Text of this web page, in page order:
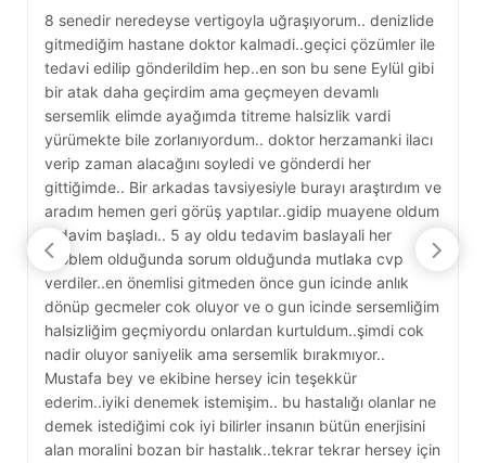
8 senedir neredeyse vertigoyla uğraşıyorum.. denizlide
gitmediğim hastane doktor kalmadi..geçici çözümler ile
tedavi edilip gönderildim hep..en son bu sene Eylül gibi
bir atak daha geçirdim ama geçmeyen devamlı
sersemlik elimde ayağımda titreme halsizlik vardi
yürümekte bile zorlanıyordum.. doktor herzamanki ilacı
verip zaman alacağını soyledi ve gönderdi her
gittiğimde.. Bir arkadas tavsiyesiyle burayı araştırdım ve
aradım hemen geri görüş yaptılar..gidip muayene oldum
tedavim başladı.. 5 ay oldu tedavim baslayali her
problem olduğunda sorum olduğunda mutlaka cvp
verdiler..en önemlisi gitmeden önce gun icinde anlık
dönüp gecmeler cok oluyor ve o gun icinde sersemliğim
halsizliğim geçmiyordu onlardan kurtuldum..şimdi cok
nadir oluyor saniyelik ama sersemlik bırakmıyor..
Mustafa bey ve ekibine hersey icin teşekkür
ederim..iyiki denemek istemişim.. bu hastalığı olanlar ne
demek istediğimi cok iyi bilirler insanın bütün enerjisini
alan moralini bozan bir hastalık..tekrar tekrar hersey için